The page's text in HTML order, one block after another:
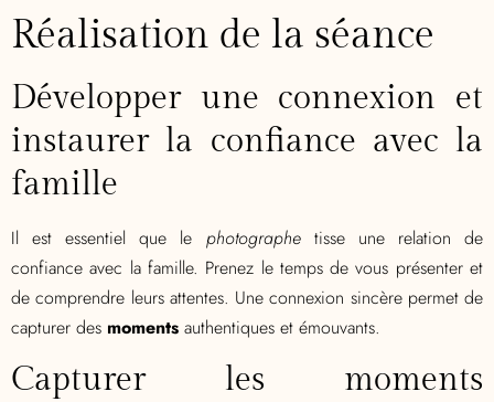
Réalisation de la séance
Développer une connexion et
instaurer la confiance avec la
famille
Il est essentiel que le photographetisse une relation de
confiance avec la famille. Prenez le temps de vous présenter et
de comprendre leurs attentes. Une connexion sincère permet de
capturer des moments authentiques et émouvants.
Capturer les moments